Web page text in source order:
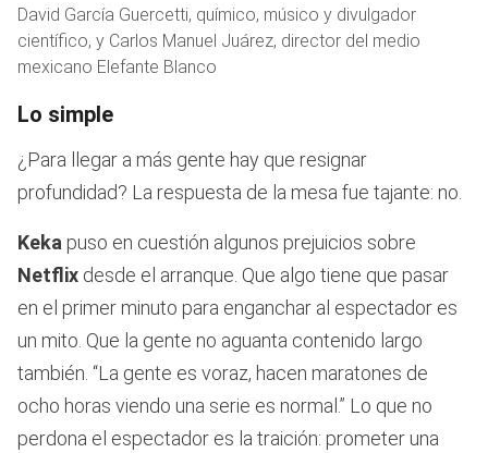
David García Guercetti, químico, músico y divulgador
científico, y Carlos Manuel Juárez, director del medio
mexicano Elefante Blanco
Lo simple
¿Para llegar a más gente hay que resignar
profundidad? La respuesta de la mesa fue tajante: no.
Keka puso en cuestión algunos prejuicios sobre
Netflix desde el arranque. Que algo tiene que pasar
en el primer minuto para enganchar al espectador es
un mito. Que la gente no aguanta contenido largo
también. “La gente es voraz, hacen maratones de
ocho horas viendo una serie es normal.” Lo que no
perdona el espectador es la traición: prometer una